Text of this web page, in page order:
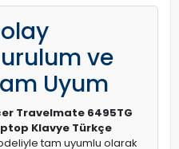
ve
Uyum
Travelmate 6495TG
Klavye Türkçe
tam uyumlu olarak